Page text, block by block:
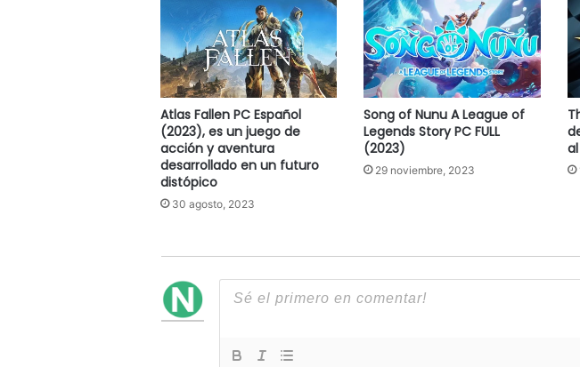
Atlas Fallen PC Español
(2023), es un juego de
acción y aventura
desarrollado en un futuro
distópico
30 agosto, 2023
Song of Nunu A League of
Legends Story PC FULL
(2023)
29 noviembre, 2023